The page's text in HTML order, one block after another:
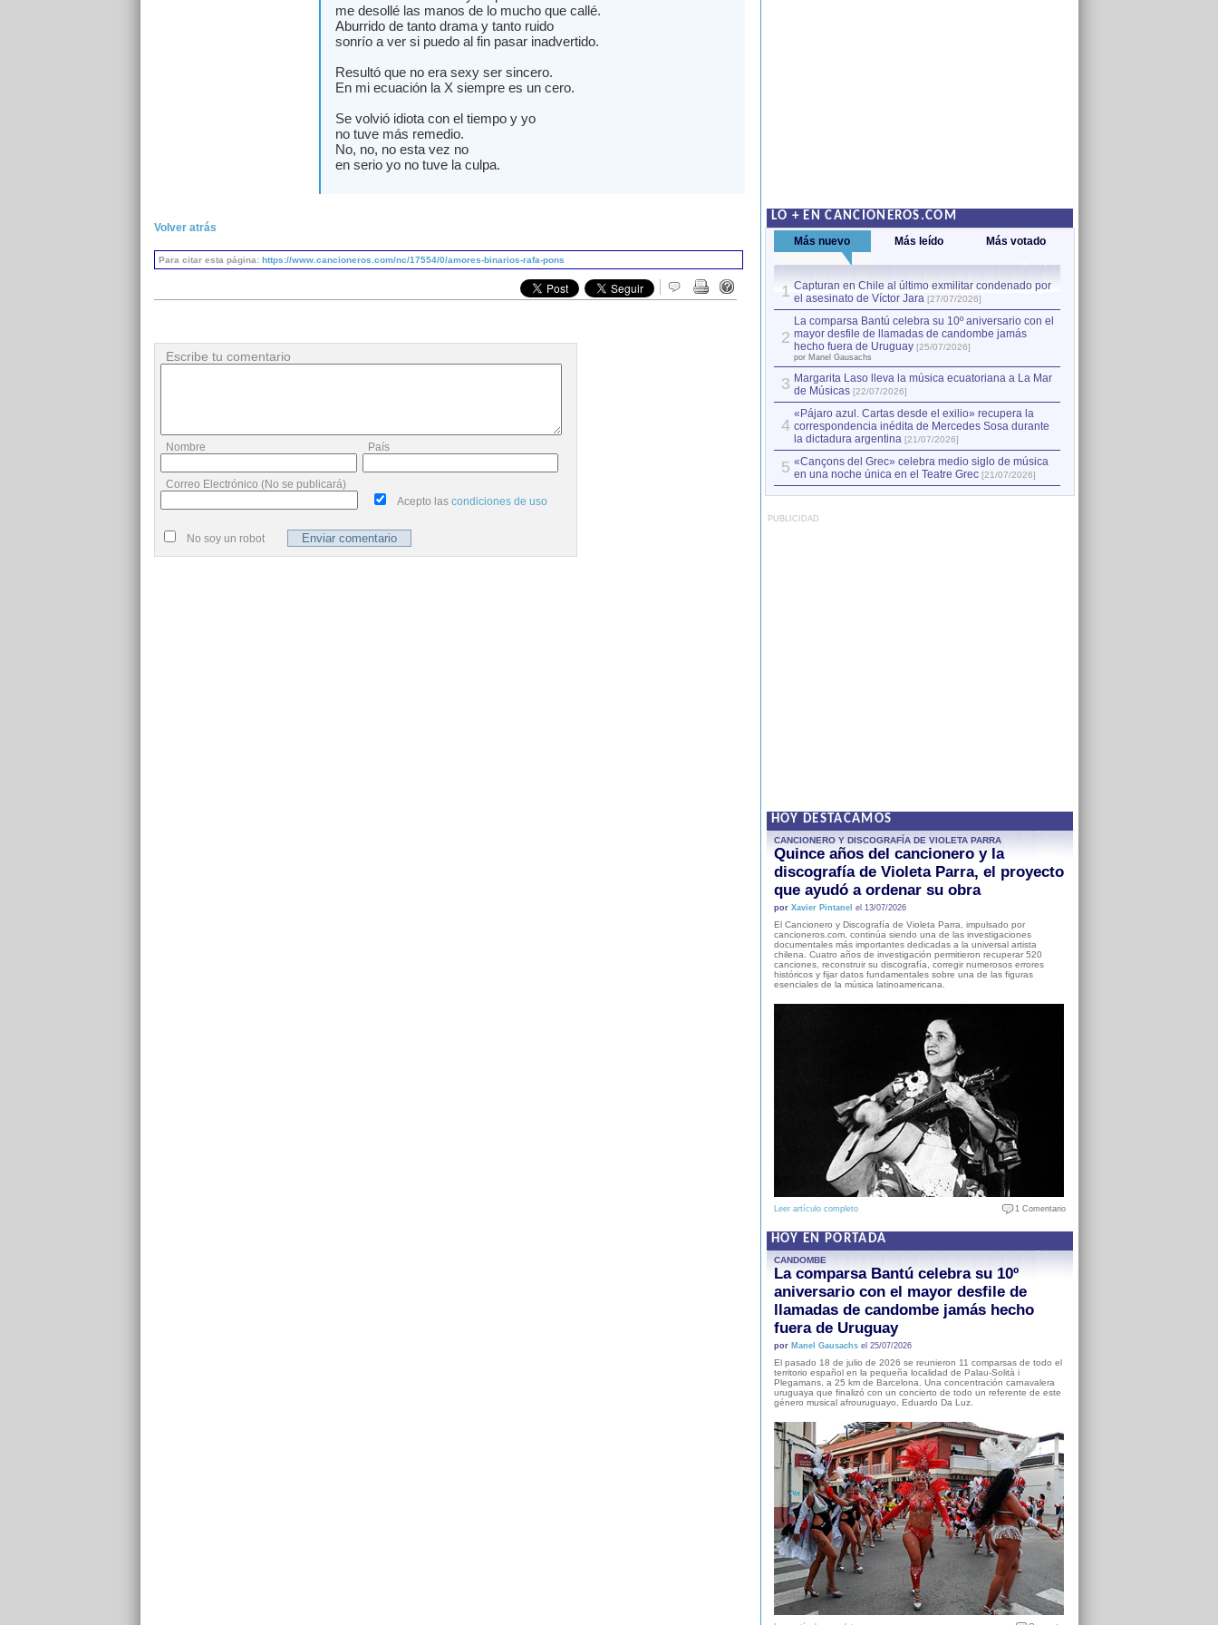
me desollé las manos de lo mucho que callé.
Aburrido de tanto drama y tanto ruido
sonrío a ver si puedo al fin pasar inadvertido.
Resultó que no era sexy ser sincero.
En mi ecuación la X siempre es un cero.
Se volvió idiota con el tiempo y yo
no tuve más remedio.
No, no, no esta vez no
en serio yo no tuve la culpa.
Volver atrás
Para citar esta página: https://www.cancioneros.com/nc/17554/0/amores-binarios-rafa-pons
Escribe tu comentario
Nombre País
Correo Electrónico (No se publicará)
Acepto las condiciones de uso
No soy un robot
LO + EN CANCIONEROS.COM
Más nuevo Más leído Más votado
1 Capturan en Chile al último exmilitar condenado por
el asesinato de Víctor Jara [27/07/2026]
2
La comparsa Bantú celebra su 10º aniversario con el
mayor desfile de llamadas de candombe jamás
hecho fuera de Uruguay [25/07/2026]
por Manel Gausachs
3 Margarita Laso lleva la música ecuatoriana a La Mar
de Músicas [22/07/2026]
4
«Pájaro azul. Cartas desde el exilio» recupera la
correspondencia inédita de Mercedes Sosa durante
la dictadura argentina [21/07/2026]
5 «Cançons del Grec» celebra medio siglo de música
en una noche única en el Teatre Grec [21/07/2026]
PUBLICIDAD
HOY DESTACAMOS
CANCIONERO Y DISCOGRAFÍA DE VIOLETA PARRA
Quince años del cancionero y la
discografía de Violeta Parra, el proyecto
que ayudó a ordenar su obra
por Xavier Pintanel el 13/07/2026
El Cancionero y Discografía de Violeta Parra, impulsado por
cancioneros.com, continúa siendo una de las investigaciones
documentales más importantes dedicadas a la universal artista
chilena. Cuatro años de investigación permitieron recuperar 520
canciones, reconstruir su discografía, corregir numerosos errores
históricos y fijar datos fundamentales sobre una de las figuras
esenciales de la música latinoamericana.
Leer artículo completo 1 Comentario
HOY EN PORTADA
CANDOMBE
La comparsa Bantú celebra su 10º
aniversario con el mayor desfile de
llamadas de candombe jamás hecho
fuera de Uruguay
por Manel Gausachsel 25/07/2026
El pasado 18 de julio de 2026 se reunieron 11 comparsas de todo el
territorio español en la pequeña localidad de Palau-Solità i
Plegamans, a 25 km de Barcelona. Una concentración carnavalera
uruguaya que finalizó con un concierto de todo un referente de este
género musical afrouruguayo, Eduardo Da Luz.